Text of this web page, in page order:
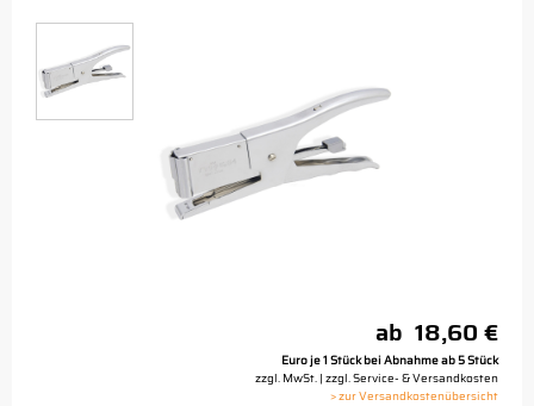
ab 18,60 €
Euro je 1 Stück bei Abnahme ab 5 Stück
zzgl. MwSt. | zzgl. Service- & Versandkosten
> zur Versandkostenübersicht